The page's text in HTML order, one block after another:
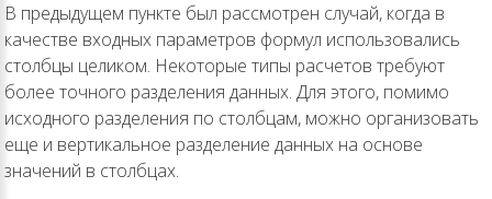
В предыдущем пункте был рассмотрен случай, когда в
качестве входных параметров формул использовались
столбцы целиком. Некоторые типы расчетов требуют
более точного разделения данных. Для этого, помимо
исходного разделения по столбцам, можно организовать
еще и вертикальное разделение данных на основе
значений в столбцах.